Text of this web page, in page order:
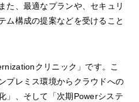
た、最適なプランや、セキュリ
ム構成の提案などを受けること
クリニック」です。こ
プレミス環境からクラウドへの
」、そして「次期Powerシステ